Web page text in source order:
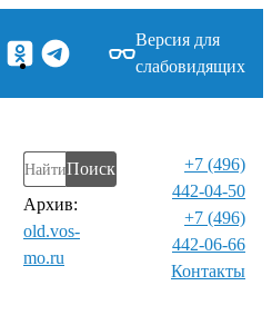
Версия для
слабовидящих
Поиск
Архив:
old.vos-
mo.ru
+7 (496)
442-04-50
+7 (496)
442-06-66
Контакты⁠